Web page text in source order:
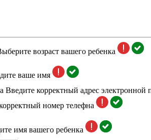
возраст вашего ребенка
ваше имя
Введите корректный адрес электронной
номер телефна
имя вашего ребенка